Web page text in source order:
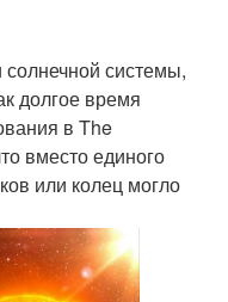
системы,
долгое время
в The
вместо единого
или колец могло